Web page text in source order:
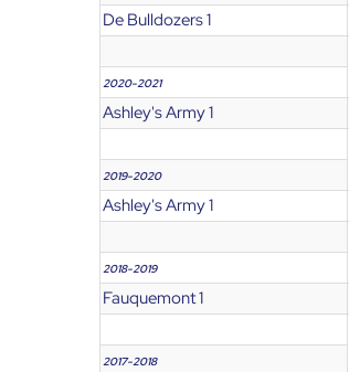
De Bulldozers 1
2020-2021
Ashley's Army 1
2019-2020
Ashley's Army 1
2018-2019
Fauquemont 1
2017-2018